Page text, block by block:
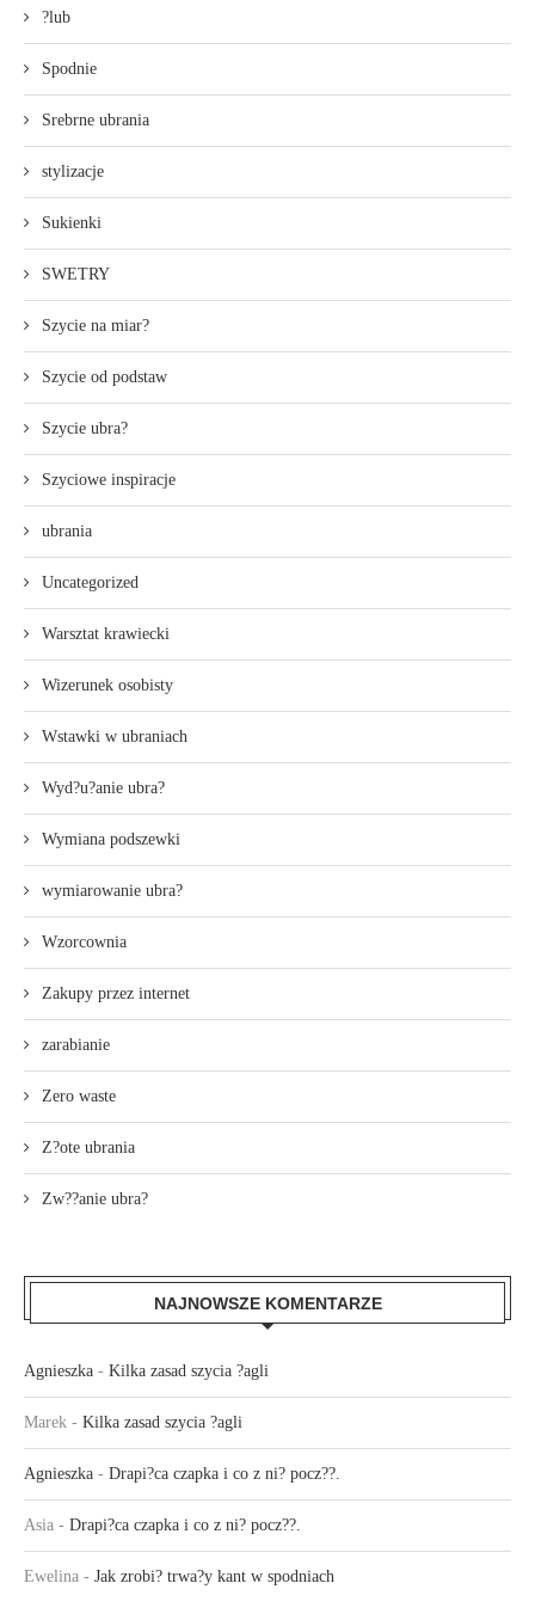
?lub
Spodnie
Srebrne ubrania
stylizacje
Sukienki
SWETRY
Szycie na miar?
Szycie od podstaw
Szycie ubra?
Szyciowe inspiracje
ubrania
Uncategorized
Warsztat krawiecki
Wizerunek osobisty
Wstawki w ubraniach
Wyd?u?anie ubra?
Wymiana podszewki
wymiarowanie ubra?
Wzorcownia
Zakupy przez internet
zarabianie
Zero waste
Z?ote ubrania
Zw??anie ubra?
NAJNOWSZE KOMENTARZE
Agnieszka - Kilka zasad szycia ?agli
Marek - Kilka zasad szycia ?agli
Agnieszka - Drapi?ca czapka i co z ni? pocz??.
Asia - Drapi?ca czapka i co z ni? pocz??.
Ewelina - Jak zrobi? trwa?y kant w spodniach